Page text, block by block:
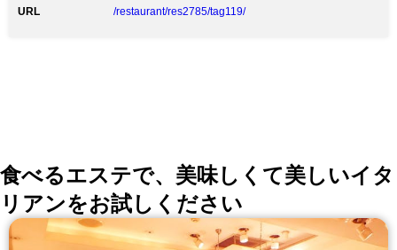
URL
/restaurant/res2785/tag119/
食べるエステで、美味しくて美しいイタ
リアンをお試しください